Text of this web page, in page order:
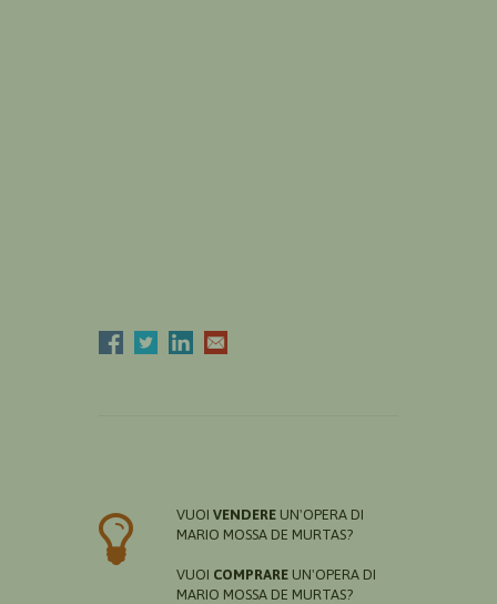
VUOI VENDERE UN'OPERA DI
MARIO MOSSA DE MURTAS?
VUOI COMPRARE UN'OPERA DI
MARIO MOSSA DE MURTAS?